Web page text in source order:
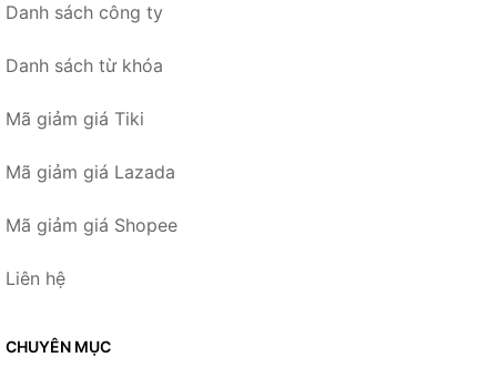
Danh sách công ty
Danh sách từ khóa
Mã giảm giá Tiki
Mã giảm giá Lazada
Mã giảm giá Shopee
Liên hệ
CHUYÊN MỤC